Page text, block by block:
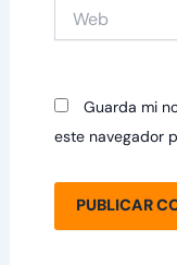
Guarda mi
este navegador